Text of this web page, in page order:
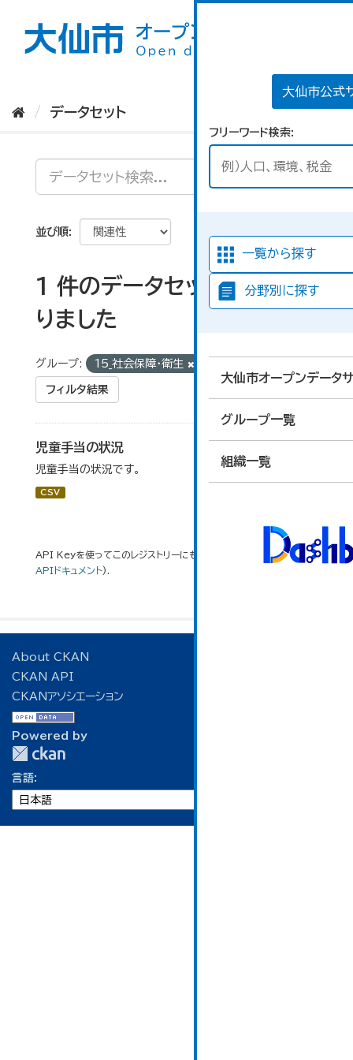
大仙市公式
フリーワード検索
一覧から探す
分野別に探す
大仙市オープンデータ
グループ一覧
組織一覧
データセット
並び順
1 件のデータセットが見つか
りました
グループ: 15_社会保障・衛生
フィルタ結果
児童手当の状況
児童手当の状況です。
CSV
API Keyを使ってこのレジストリーにもアクセス可能ですAPI(see
APIドキュメント).
About CKAN
CKAN API
CKANアソシエーション
Powered by
言語